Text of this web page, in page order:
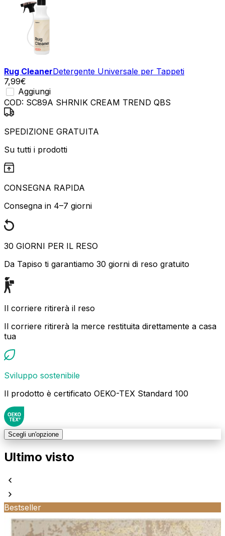
Rug CleanerDetergente Universale per Tappeti
7,99€
Aggiungi
COD: SC89A SHRNIK CREAM TREND QBS
SPEDIZIONE GRATUITA
Su tutti i prodotti
CONSEGNA RAPIDA
Consegna in 4–7 giorni
30 GIORNI PER IL RESO
Da Tapiso ti garantiamo 30 giorni di reso gratuito
Il corriere ritirerà il reso
Il corriere ritirerà la merce restituita direttamente a casa
tua
Sviluppo sostenibile
Il prodotto è certificato OEKO-TEX Standard 100
Scegli un'opzione
Ultimo visto
Bestseller